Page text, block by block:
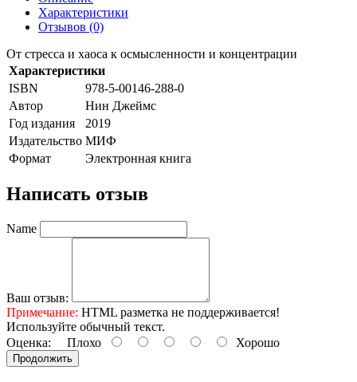
Характеристики
Отзывов (0)
От стресса и хаоса к осмысленности и концентрации
Характеристики
ISBN
978-5-00146-288-0
Автор
Нин Джеймс
Год издания
2019
Издательство МИФ
Формат
Электронная книга
Написать отзыв
Name
Ваш отзыв:
Примечание: HTML разметка не поддерживается!
Используйте обычный текст.
Оценка: Плохо Хорошо
Продолжить